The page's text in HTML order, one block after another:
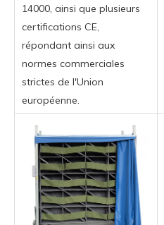
14000, ainsi que plusieurs
certifications CE,
répondant ainsi aux
normes commerciales
strictes de l'Union
européenne.